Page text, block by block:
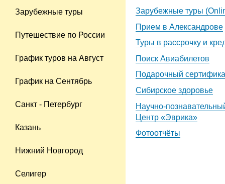
Зарубежные туры
Путешествие по России
График туров на Август
График на Сентябрь
Санкт - Петербург
Казань
Нижний Новгород
Селигер
Зарубежные туры
Прием в Александрове
Туры в рассрочку и
Поиск Авиабилетов
Подарочный
Сибирское здоровье
Научно-
Центр «Эврика»
Фотоотчёты